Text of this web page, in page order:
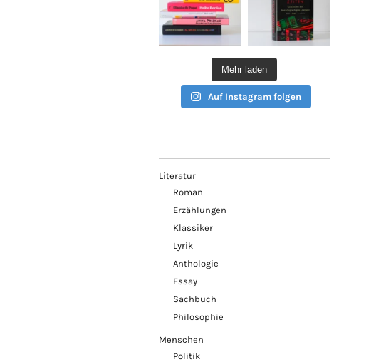
Mehr laden
Auf Instagram folgen
Literatur
Roman
Erzählungen
Klassiker
Lyrik
Anthologie
Essay
Sachbuch
Philosophie
Menschen
Politik